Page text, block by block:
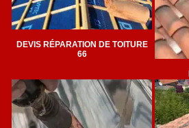
DEVIS RÉPARATION DE TOITURE
66